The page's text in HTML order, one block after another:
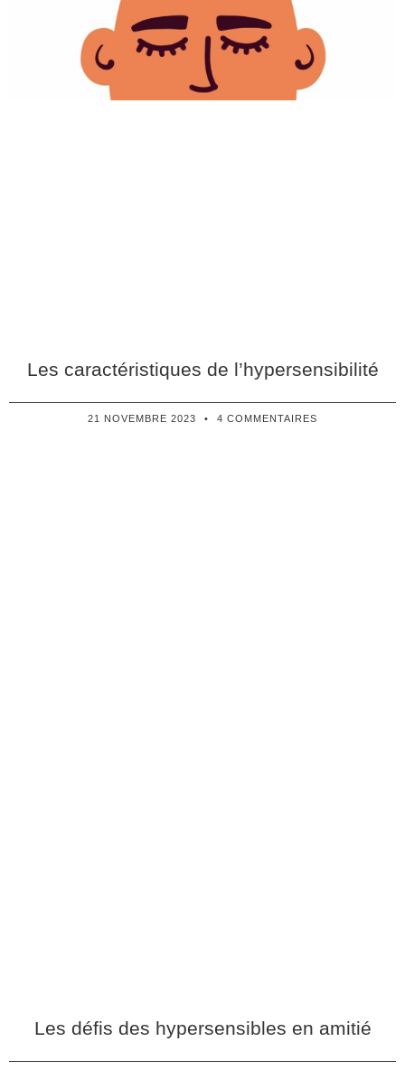
Les caractéristiques de l’hypersensibilité
21 NOVEMBRE 2023 4 COMMENTAIRES
Les défis des hypersensibles en amitié